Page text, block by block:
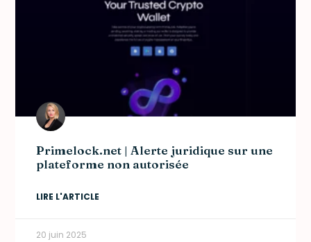
Primelock.net | Alerte juridique sur une
plateforme non autorisée
LIRE L'ARTICLE
20 juin 2025